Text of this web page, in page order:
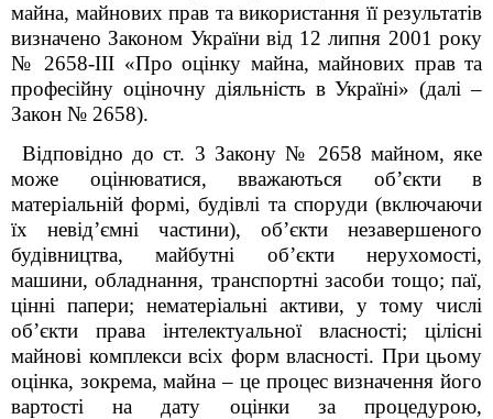
майна, майнових прав та використання її результатів
визначено Законом України від 12 липня 2001 року
№ 2658-III «Про оцінку майна, майнових прав та
професійну оціночну діяльність в Україні» (далі –
Закон № 2658).
Відповідно до ст. 3 Закону № 2658 майном, яке
може оцінюватися, вважаються об’єкти в
матеріальній формі, будівлі та споруди (включаючи
їх невід’ємні частини), об’єкти незавершеного
будівництва, майбутні об’єкти нерухомості,
машини, обладнання, транспортні засоби тощо; паї,
цінні папери; нематеріальні активи, у тому числі
об’єкти права інтелектуальної власності; цілісні
майнові комплекси всіх форм власності. При цьому
оцінка, зокрема, майна – це процес визначення його
вартості на дату оцінки за процедурою,